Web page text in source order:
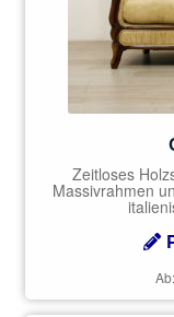
Zeitloses
Massivrahmen
Ab: